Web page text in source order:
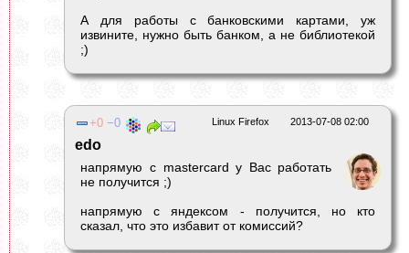
А для работы с банковскими картами, уж
извините, нужно быть банком, а не библиотекой
;)
2013-07-08 02:00
Linux Firefox
0 0
edo
напрямую с mastercard у Вас работать
не получится ;)
напрямую с яндексом - получится, но кто
сказал, что это избавит от комиссий?